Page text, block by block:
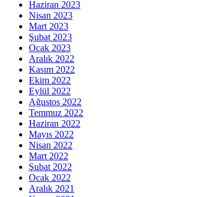
Haziran 2023
Nisan 2023
Mart 2023
Şubat 2023
Ocak 2023
Aralık 2022
Kasım 2022
Ekim 2022
Eylül 2022
Ağustos 2022
Temmuz 2022
Haziran 2022
Mayıs 2022
Nisan 2022
Mart 2022
Şubat 2022
Ocak 2022
Aralık 2021